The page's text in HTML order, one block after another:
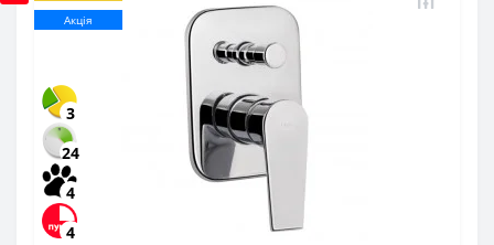
Акція
3
24
4
4